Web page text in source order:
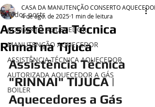
Todos posts
CONSERTO AQUECEDOR
MANUTENÇÃO AQUECEDOR
ASSISTÊNCIA TÉCNICA AQUECEDOR
AUTORIZADA AQUECEDOR A GÁS
BOILER
Assistência Técnica
Rinnai na Tijuca
CASA DA MANUTENÇÃO CONSERTO
4 de ago. de 2025 1 min de leitura
Assistência Técnica
"RINNAI" TIJUCA |
Aquecedores a Gás